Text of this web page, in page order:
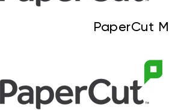
PaperCut
Надіслати